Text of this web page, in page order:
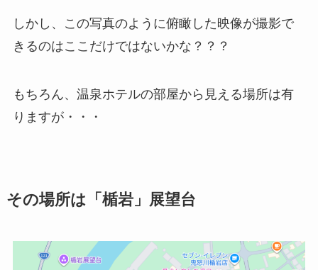
しかし、この写真のように俯瞰した映像が撮影で
きるのはここだけではないかな？？？
もちろん、温泉ホテルの部屋から見える場所は有
りますが・・・
その場所は「楯岩」展望台